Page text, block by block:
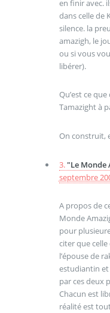
en finir avec.
dans celle de
silence. la
amazigh, le
ou si vous
libérer).
Qu’est ce
Tamazight à
On construit,
3. "Le Monde
septembre
A propos de
Monde
pour
citer que celle
l’épouse de
estudiantin
par ces deux
Chacun est
réalité est